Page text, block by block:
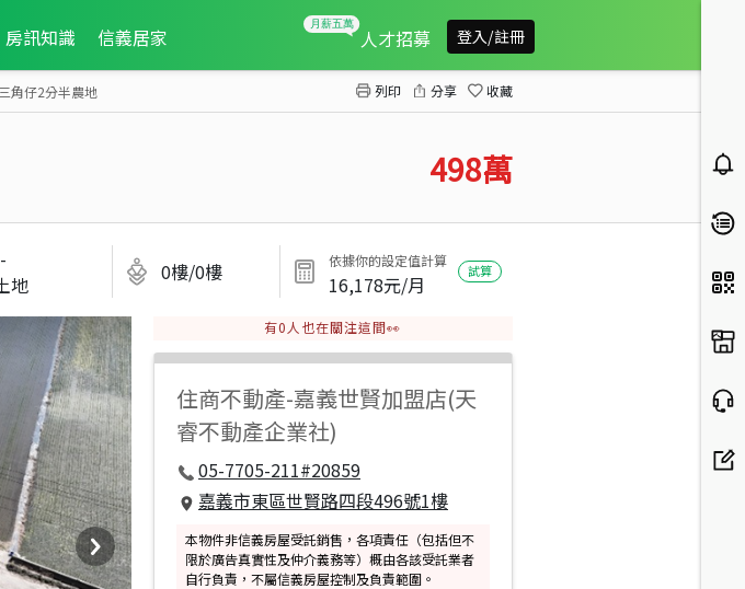
房訊知識 信義居家 人才招募 登入/註冊
角仔2分半農地 列印 分享 收藏
498萬
地
0樓/0樓 依據你的設定值計算
16,178元/月
試算
有0 人也在關注這間👀
住商不動產-嘉義世賢加盟店(天
睿不動產企業社)
05-7705-211#20859
嘉義市東區世賢路四段496號1樓
本物件非信義房屋受託銷售，各項責任（包括但不
限於廣告真實性及仲介義務等）概由各該受託業者
自行負責，不屬信義房屋控制及負責範圍。